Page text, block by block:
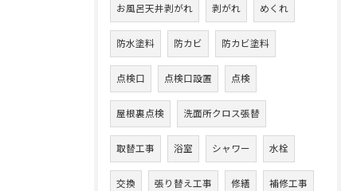
お風呂天井剥がれ 剥がれ めくれ
防水塗料 防カビ 防カビ塗料
点検口 点検口設置 点検
屋根裏点検 洗面所クロス張替
取替工事 浴室 シャワー 水栓
交換 張り替え工事 修繕 補修工事